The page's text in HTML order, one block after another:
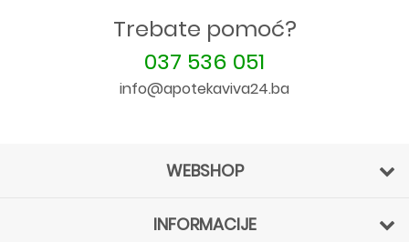
Trebate pomoć?
037 536 051
info@apotekaviva24.ba
WEBSHOP
INFORMACIJE